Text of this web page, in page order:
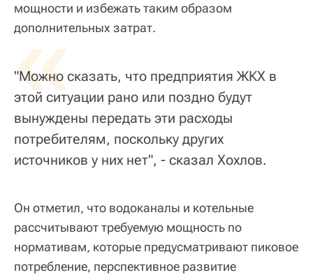
мощности и избежать таким образом
дополнительных затрат.
«
"Можно сказать, что предприятия ЖКХ в
этой ситуации рано или поздно будут
вынуждены передать эти расходы
потребителям, поскольку других
источников у них нет", - сказал Хохлов.
Он отметил, что водоканалы и котельные
рассчитывают требуемую мощность по
нормативам, которые предусматривают пиковое
потребление, перспективное развитие